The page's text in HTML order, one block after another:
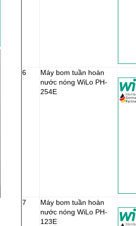
6
Máy bom tuần hoàn
nước nóng WiLo PH-
254E
7
Máy bom tuần hoàn
nước nóng WiLo PH-
123E